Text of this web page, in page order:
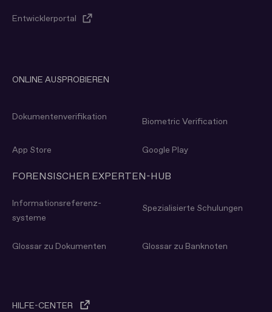
Entwicklerportal
ONLINE AUSPROBIEREN
Dokumenten­verifikation Biometric Verification
App Store Google Play
FORENSISCHER EXPERTEN-HUB
Informations­referenz­
systeme
Spezialisierte Schulungen
Glossar zu Dokumenten Glossar zu Banknoten
HILFE-CENTER